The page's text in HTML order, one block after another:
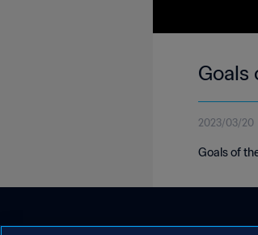
Goals
2023/03/20
Goals of